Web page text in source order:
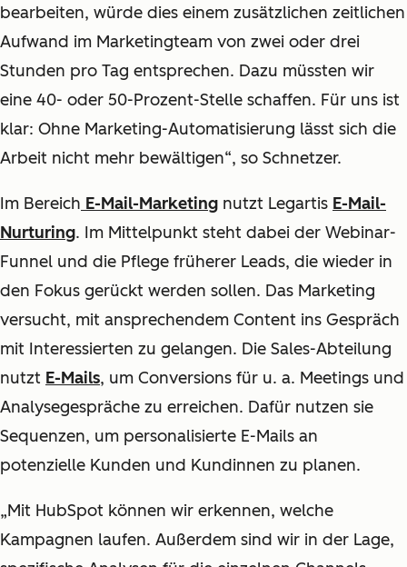
bearbeiten, würde dies einem zusätzlichen zeitlichen
Aufwand im Marketingteam von zwei oder drei
Stunden pro Tag entsprechen. Dazu müssten wir
eine 40- oder 50-Prozent-Stelle schaffen. Für uns ist
klar: Ohne Marketing-Automatisierung lässt sich die
Arbeit nicht mehr bewältigen“, so Schnetzer.
Im Bereich E-Mail-Marketing nutzt Legartis E-Mail-
Nurturing. Im Mittelpunkt steht dabei der Webinar-
Funnel und die Pflege früherer Leads, die wieder in
den Fokus gerückt werden sollen. Das Marketing
versucht, mit ansprechendem Content ins Gespräch
mit Interessierten zu gelangen. Die Sales-Abteilung
nutzt E-Mails, um Conversions für u. a. Meetings und
Analysegespräche zu erreichen. Dafür nutzen sie
Sequenzen, um personalisierte E-Mails an
potenzielle Kunden und Kundinnen zu planen.
„Mit HubSpot können wir erkennen, welche
Kampagnen laufen. Außerdem sind wir in der Lage,